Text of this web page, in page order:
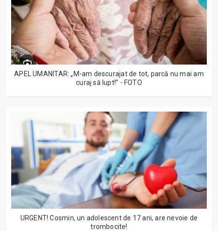
APEL UMANITAR: „M-am descurajat de tot, parcă nu mai am
curaj să lupt!” - FOTO
URGENT! Cosmin, un adolescent de 17 ani, are nevoie de
trombocite!